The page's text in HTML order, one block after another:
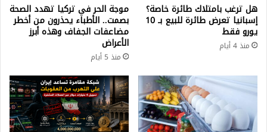
هل ترغب بامتلاك طائرة خاصة؟
إسبانيا تعرض طائرة للبيع بـ 10
يورو فقط
منذ 4 أيام
موجة الحر في تركيا تهدد الصحة
بصمت.. الأطباء يحذرون من أخطر
مضاعفات الجفاف وهذه أبرز
الأعراض
منذ 5 أيام